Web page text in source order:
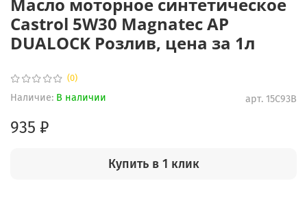
(0)
арт. 15C93B
Наличие: В наличии
Castrol 5W30 Magnatec AP
DUALOCK Розлив, цена за 1л
935 ₽
Купить в 1 клик